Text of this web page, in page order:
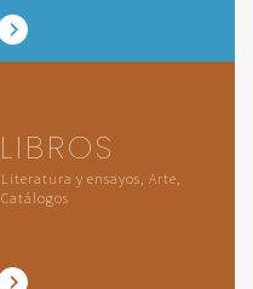
LIBROS
Literatura y ensayos, Arte,
Catálogos